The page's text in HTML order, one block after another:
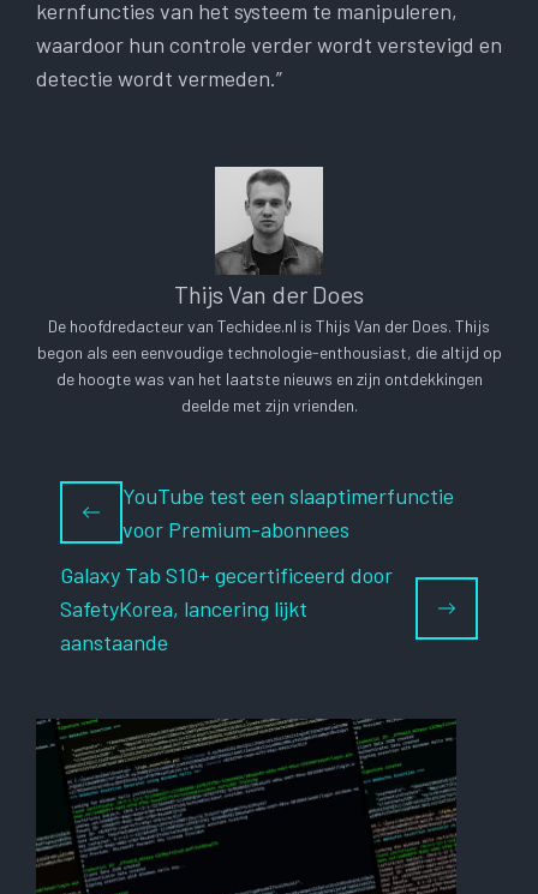
kernfuncties van het systeem te manipuleren,
waardoor hun controle verder wordt verstevigd en
detectie wordt vermeden.”
Thijs Van der Does
De hoofdredacteur van Techidee.nl is Thijs Van der Does. Thijs
begon als een eenvoudige technologie-enthousiast, die altijd op
de hoogte was van het laatste nieuws en zijn ontdekkingen
deelde met zijn vrienden.
YouTube test een slaaptimerfunctie
voor Premium-abonnees
Galaxy Tab S10+ gecertificeerd door
SafetyKorea, lancering lijkt
aanstaande